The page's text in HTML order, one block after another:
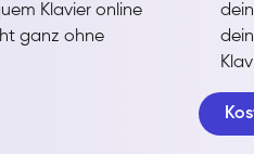
Klavier online
ganz ohne